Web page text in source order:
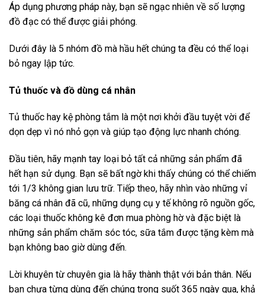
Áp dụng phương pháp này, bạn sẽ ngạc nhiên về số lượng
đồ đạc có thể được giải phóng.
Dưới đây là 5 nhóm đồ mà hầu hết chúng ta đều có thể loại
bỏ ngay lập tức.
Tủ thuốc và đồ dùng cá nhân
Tủ thuốc hay kệ phòng tắm là một nơi khởi đầu tuyệt vời để
dọn dẹp vì nó nhỏ gọn và giúp tạo động lực nhanh chóng.
Đầu tiên, hãy mạnh tay loại bỏ tất cả những sản phẩm đã
hết hạn sử dụng. Bạn sẽ bất ngờ khi thấy chúng có thể chiếm
tới 1/3 không gian lưu trữ. Tiếp theo, hãy nhìn vào những vỉ
băng cá nhân đã cũ, những dụng cụ y tế không rõ nguồn gốc,
các loại thuốc không kê đơn mua phòng hờ và đặc biệt là
những sản phẩm chăm sóc tóc, sữa tắm được tặng kèm mà
bạn không bao giờ dùng đến.
Lời khuyên từ chuyên gia là hãy thành thật với bản thân. Nếu
bạn chưa từng dùng đến chúng trong suốt 365 ngày qua, khả